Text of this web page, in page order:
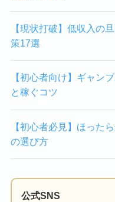
【現状打破】低収入の
策17選
【初心者向け】ギャン
と稼ぐコツ
【初心者必見】ほった
の選び方
公式SNS